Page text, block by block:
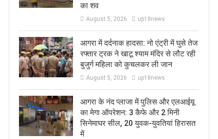
का शव
August 5, 2026 up18news
आगरा में दर्दनाक हादसा: नो एंट्री में घुसे तेज
रफ्तार ट्रक ने खाटू श्याम मंदिर से लौट रही
बुजुर्ग महिला को कुचलकर ली जान
August 5, 2026 up18news
आगरा के नंद प्लाजा में पुलिस और एलआईयू
का मेगा ऑपरेशन: 3 कैफे और 2 मिनी
सिनेमाघर सील, 20 युवक-युवतियां हिरासत
में